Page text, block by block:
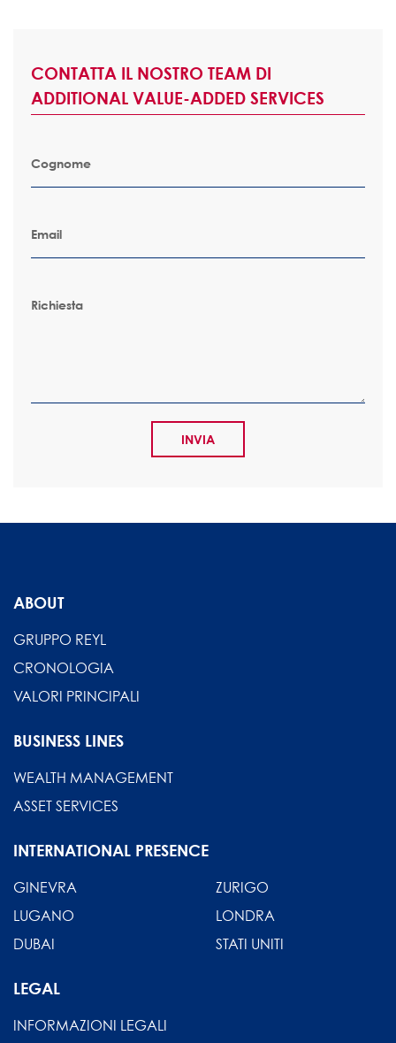
CONTATTA IL NOSTRO TEAM DI
ADDITIONAL VALUE-ADDED SERVICES
Cognome
Email
Richiesta
ABOUT
GRUPPO REYL
CRONOLOGIA
VALORI PRINCIPALI
BUSINESS LINES
WEALTH MANAGEMENT
ASSET SERVICES
INTERNATIONAL PRESENCE
GINEVRA
ZURIGO
LUGANO
LONDRA
DUBAI
STATI UNITI
LEGAL
INFORMAZIONI LEGALI